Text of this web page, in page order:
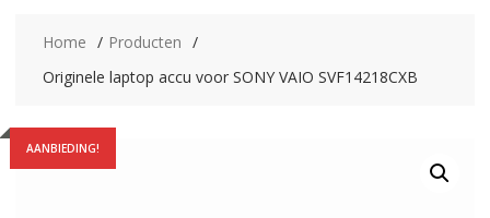
Home
Producten
Originele laptop accu voor SONY VAIO SVF14218CXB
AANBIEDING!